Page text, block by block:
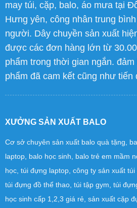
may túi, cặp, balo, áo mưa tại
Hưng yên, công nhân trung
người. Dây chuyền sản xuất
được các đơn hàng lớn từ
phẩm trong thời gian ngắn.
phẩm đã cam kết cũng như tiến
XƯỞNG SẢN XUẤT BALO
Cơ sở chuyên sản xuất balo quà tặng,
laptop, balo học sinh, balo trẻ em mầm
học, túi đựng laptop, công ty sản xuất túi
túi đựng đồ thể thao, túi tập gym, túi
học sinh cấp 1,2,3 giá rẻ, sản xuất cặp